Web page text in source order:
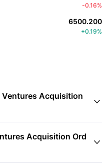
-0.16%
6500.200
+0.19%
Ventures Acquisition

Acquisition Ord
